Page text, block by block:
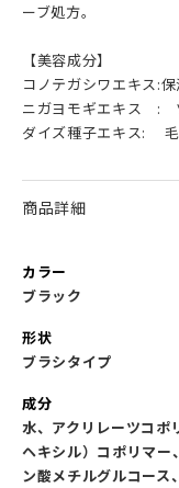
ーブ処方。
【美容成分】
コノテガシワエキス:
ニガヨモギエキス :
ダイズ種子エキス: 毛
商品詳細
カラー
ブラック
形状
ブラシタイプ
成分
水、アクリレーツコポ
ヘキシル）コポリマー
ン酸メチルグルコース